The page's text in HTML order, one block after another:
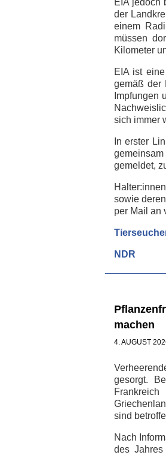
der
einem
müssen
Kilometer
EIA ist
gemäß der
Impfungen
sich immer
In erster
gemeldet,
sowie
per Mail an
NDR
machen
4. AUGUST
gesorgt.
sind
Nach
des